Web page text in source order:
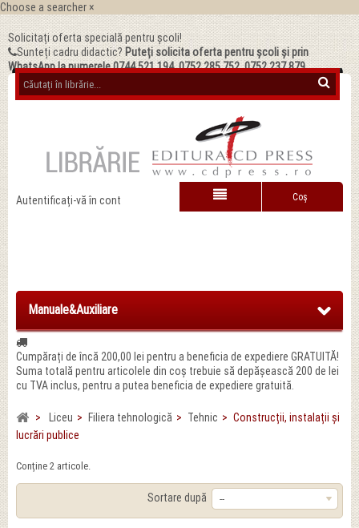
Choose a searcher ×
Solicitați oferta specială pentru școli!
Sunteți cadru didactic?Puteți solicita oferta pentru școli și prin
WhatsApp la numerele 0744.521.194, 0752.285.752, 0752.237.879
Coş
Autentificați-vă în cont
Manuale&Auxiliare
Cumpărați de încă 200,00 lei pentru a beneficia de expediere GRATUITĂ!
Suma totală pentru articolele din coș trebuie să depășească 200 de lei
cu TVA inclus, pentru a putea beneficia de expediere gratuită.
> Liceu > Filiera tehnologică > Tehnic > Construcții, instalații și
lucrări publice
Conține 2 articole.
Sortare după --